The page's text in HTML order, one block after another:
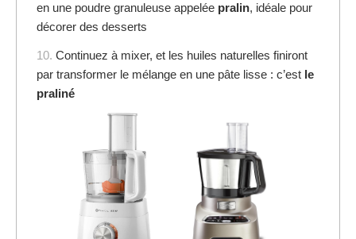
en une poudre granuleuse appelée pralin, idéale pour
décorer des desserts
10. Continuez à mixer, et les huiles naturelles finiront
par transformer le mélange en une pâte lisse : c’est le
praliné